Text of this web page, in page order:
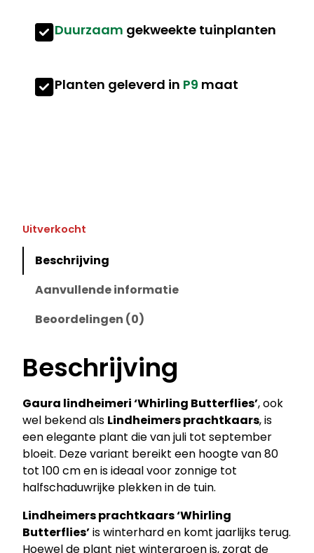
Duurzaam gekweekte tuinplanten
Planten geleverd in P9 maat
Uitverkocht
Beschrijving
Aanvullende informatie
Beoordelingen (0)
Beschrijving
Gaura lindheimeri ‘Whirling Butterflies’, ook
wel bekend als Lindheimers prachtkaars, is
een elegante plant die van juli tot september
bloeit. Deze variant bereikt een hoogte van 80
tot 100 cm en is ideaal voor zonnige tot
halfschaduwrijke plekken in de tuin.
Lindheimers prachtkaars ‘Whirling
Butterflies’is winterhard en komt jaarlijks terug.
Hoewel de plant niet wintergroen is, zorgt de